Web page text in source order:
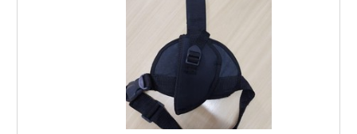
excelência de ponta a ponta....